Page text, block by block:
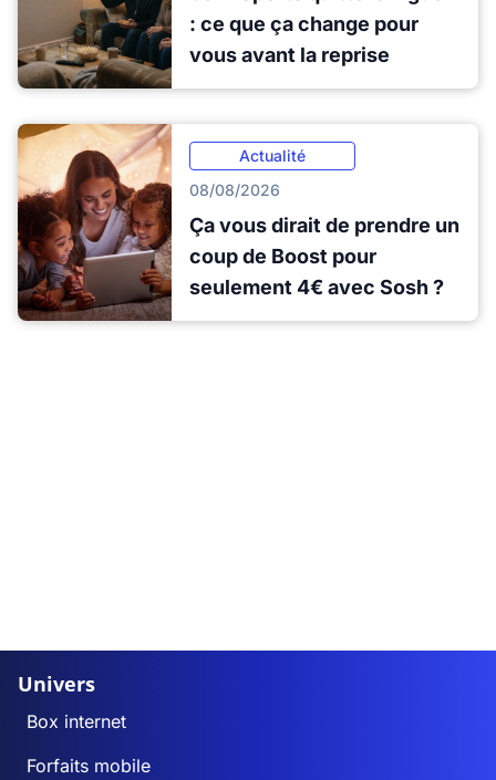
: ce que ça change pour
vous avant la reprise
Actualité
08/08/2026
Ça vous dirait de prendre un
coup de Boost pour
seulement 4€ avec Sosh ?
Univers
Box internet
Forfaits mobile